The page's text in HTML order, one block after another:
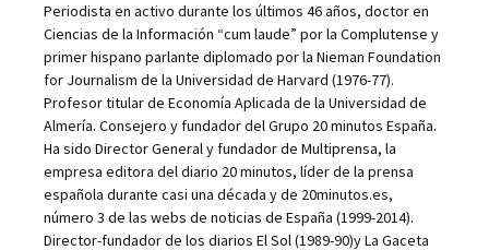
Periodista en activo durante los últimos 46 años, doctor en
Ciencias de la Información “cum laude” por la Complutense y
primer hispano parlante diplomado por la Nieman Foundation
for Journalism de la Universidad de Harvard (1976-77).
Profesor titular de Economía Aplicada de la Universidad de
Almería. Consejero y fundador del Grupo 20 minutos España.
Ha sido Director General y fundador de Multiprensa, la
empresa editora del diario 20 minutos, líder de la prensa
española durante casi una década y de 20minutos.es,
número 3 de las webs de noticias de España (1999-2014).
Director-fundador de los diarios El Sol (1989-90)y La Gaceta